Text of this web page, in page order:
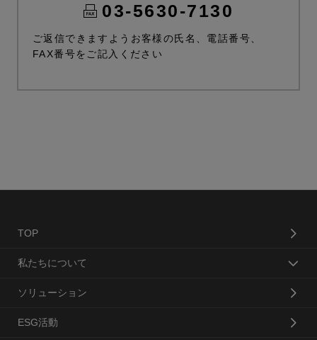
03-5630-7130
ご返信できますようお客様の氏名、電話番号、
FAX番号をご記入ください
TOP
私たちについて
ソリューション
ESG活動